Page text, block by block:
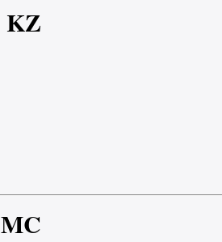
KZ
MC